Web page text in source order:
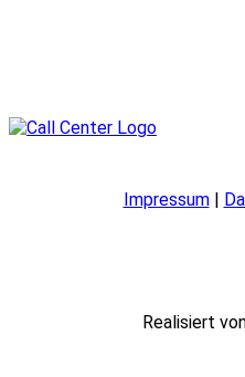
Impressum|
Realisiert